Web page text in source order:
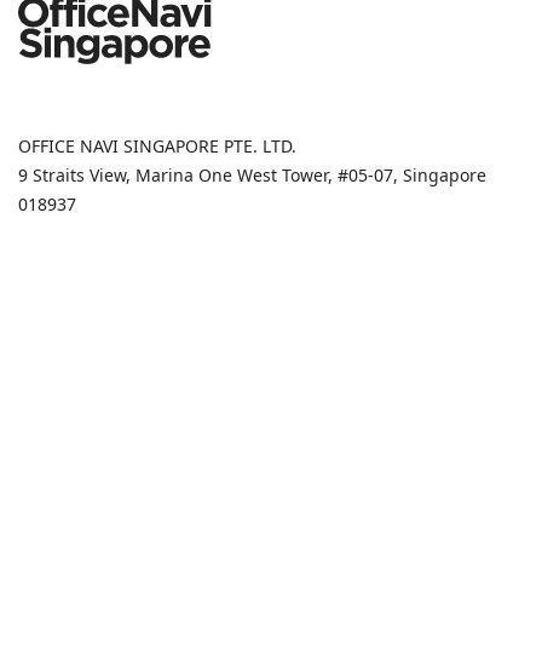
OFFICE NAVI SINGAPORE PTE. LTD.
9 Straits View, Marina One West Tower, #05-07, Singapore
018937